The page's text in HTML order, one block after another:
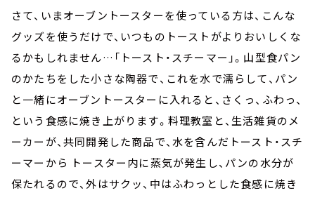
さて、いまオーブントースターを使っている方は、こんな
グッズを使うだけで、いつものトーストがよりおいしくな
るかもしれません…「トースト・スチーマー」。山型食パン
のかたちをした小さな陶器で、これを水で濡らして、パン
と一緒にオーブントースターに入れると、さくっ、ふわっ、
という食感に焼き上がります。料理教室と、生活雑貨のメ
ーカーが、共同開発した商品で、水を含んだトースト・スチ
ーマーから トースター内に蒸気が発生し、パンの水分が
保たれるので、外はサクッ、中はふわっとした食感に焼き